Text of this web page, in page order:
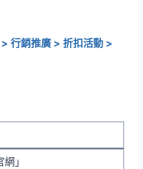
行銷推廣 > 折扣活動 >
」